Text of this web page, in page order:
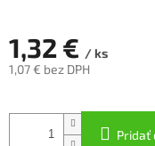
1,32 € / ks
1,07 € bez DPH
cena:
Pridať